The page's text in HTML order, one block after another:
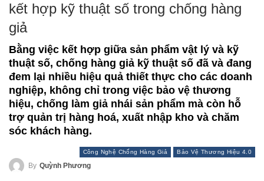
kết hợp kỹ thuật số trong chống hàng
giả
Bằng việc kết hợp giữa sản phẩm vật lý và kỹ
thuật số, chống hàng giả kỹ thuật số đã và đang
đem lại nhiều hiệu quả thiết thực cho các doanh
nghiệp, không chỉ trong việc bảo vệ thương
hiệu, chống làm giả nhái sản phẩm mà còn hỗ
trợ quản trị hàng hoá, xuất nhập kho và chăm
sóc khách hàng.
Công Nghệ Chống Hàng Giả Bảo Vệ Thương Hiệu 4.0
By Quỳnh Phương